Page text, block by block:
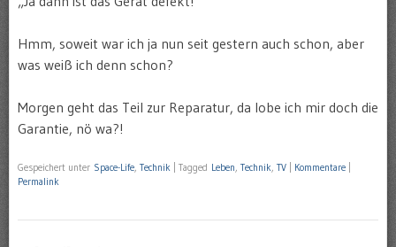
Hmm, soweit war ich ja nun seit gestern auch schon, aber
was weiß ich denn schon?
Morgen geht das Teil zur Reparatur, da lobe ich mir doch die
Garantie, nö wa?!
Gespeichert unter Space-Life, Technik Tagged Leben, Technik, TV Kommentare
Permalink